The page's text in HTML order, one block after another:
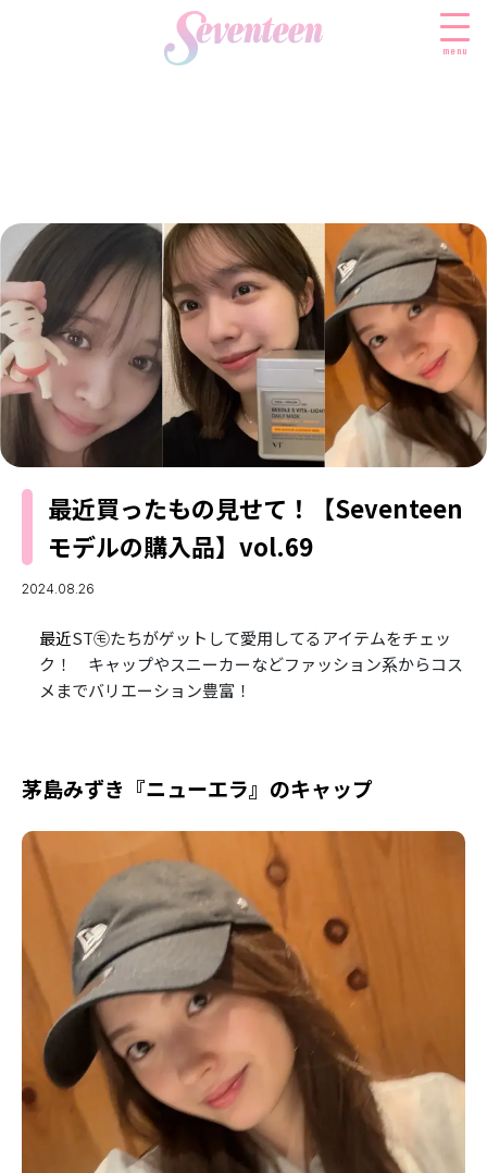
menu
FASHION
ファッションニュース
モデル私服
着回し
着痩せ
BEAUTY
ビューティニュース
トレンドメイク
ベストコスメ
ヘアアレンジ・ヘアケア
スキンケア
ボディケア
SCHOOL
スクールニュース
制服コーデ
学校ヘアメイク
勉強・受験・進路
ENTERTAINMENT
エンタメニュース
なにわ男子
K-POP
LIFESTYLE
ライフスタイルニュース
JKランキング・アワード
モデルの購入品
おでかけ
JK TREND
MODELS
MODEL'S BLOG
TikTok
Instagram
YouTube
ミスセブンティーンニュース
INFORMATION
Seventeenについて
Follow us
ST member
新規会員登録・ログイン
最近買ったもの見せて！【Seventeen
モデルの購入品】vol.69
2024.08.26
最近ST㋲たちがゲットして愛用してるアイテムをチェッ
ク！ キャップやスニーカーなどファッション系からコス
メまでバリエーション豊富！
茅島みずき『ニューエラ』のキャップ